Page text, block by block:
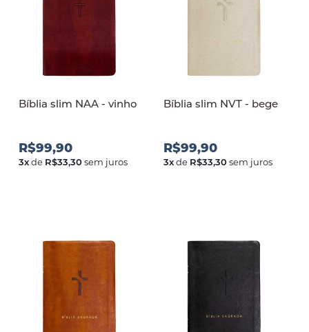
Bíblia slim NAA - vinho
R$99,90
3xde R$33,30sem juros
Bíblia slim NVT - bege
R$99,90
3xde R$33,30sem juros